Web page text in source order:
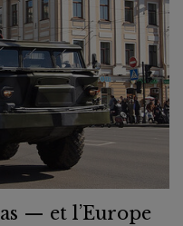
— et l’Europe